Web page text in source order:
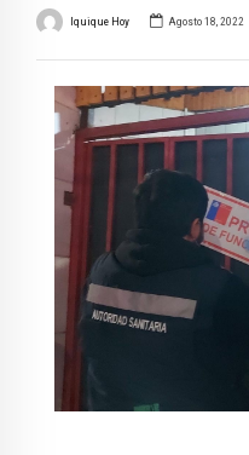
Iquique Hoy Agosto 18, 2022